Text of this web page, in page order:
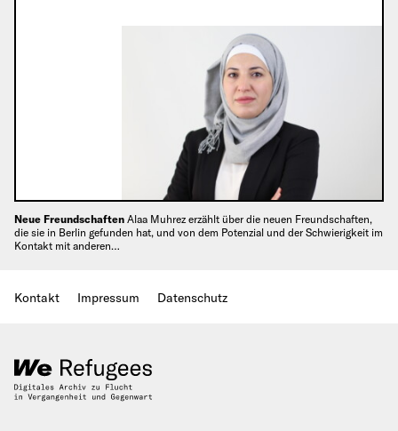
Neue Freundschaften Alaa Muhrez erzählt über die neuen Freundschaften,
die sie in Berlin gefunden hat, und von dem Potenzial und der Schwierigkeit im
Kontakt mit anderen…
Kontakt Impressum Datenschutz